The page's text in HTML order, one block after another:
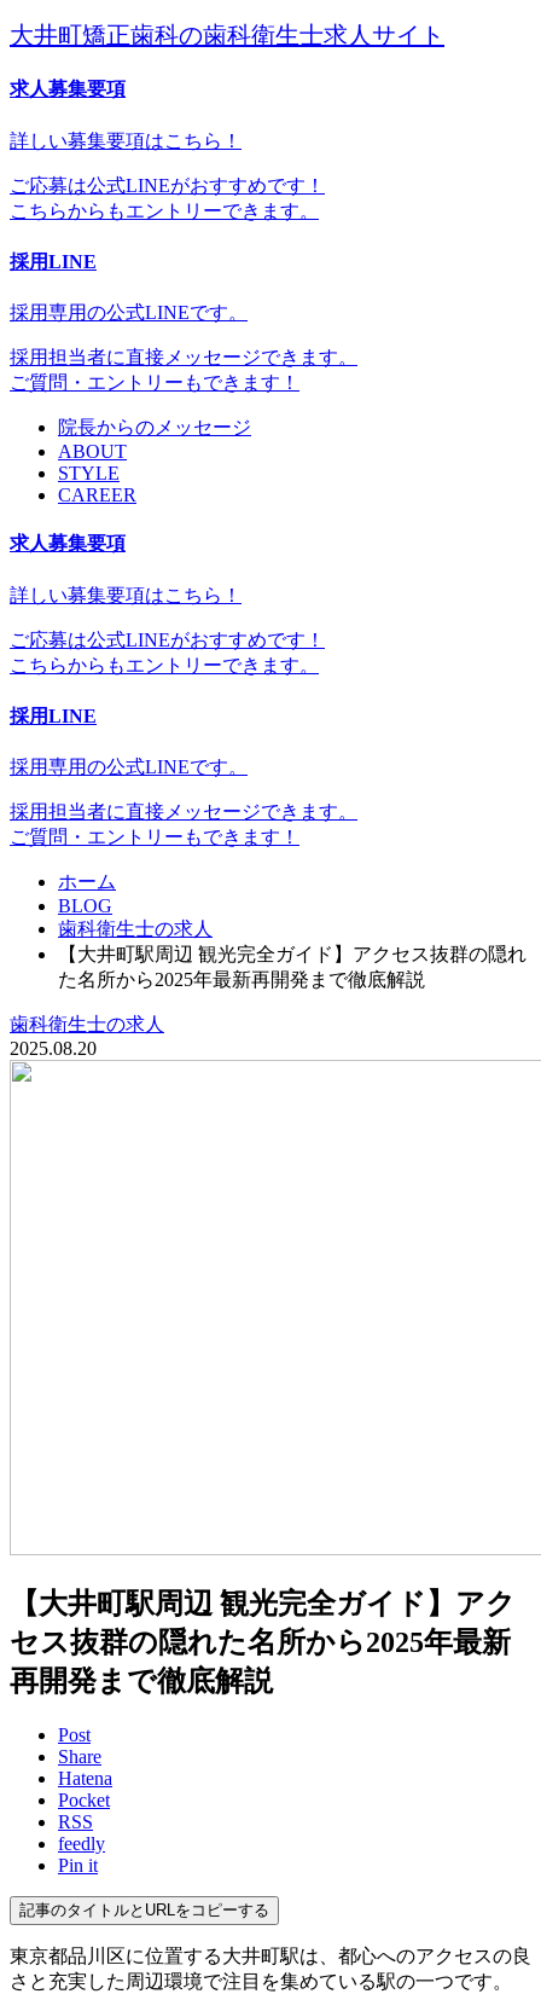
大井町矯正歯科の歯科衛生士求人サイト
求人募集要項
詳しい募集要項はこちら！
ご応募は公式LINEがおすすめです！
こちらからもエントリーできます。
採用LINE
採用専用の公式LINEです。
採用担当者に直接メッセージできます。
ご質問・エントリーもできます！
院長からのメッセージ
ABOUT
STYLE
CAREER
求人募集要項
詳しい募集要項はこちら！
ご応募は公式LINEがおすすめです！
こちらからもエントリーできます。
採用LINE
採用専用の公式LINEです。
採用担当者に直接メッセージできます。
ご質問・エントリーもできます！
ホーム
BLOG
歯科衛生士の求人
【大井町駅周辺 観光完全ガイド】アクセス抜群の隠れ
た名所から2025年最新再開発まで徹底解説
歯科衛生士の求人
2025.08.20
【大井町駅周辺 観光完全ガイド】アク
セス抜群の隠れた名所から2025年最新
再開発まで徹底解説
Post
Share
Hatena
Pocket
RSS
feedly
Pin it
記事のタイトルとURLをコピーする
東京都品川区に位置する大井町駅は、都心へのアクセスの良
さと充実した周辺環境で注目を集めている駅の一つです。